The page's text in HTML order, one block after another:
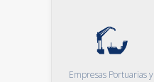
Empresas Portuarias y